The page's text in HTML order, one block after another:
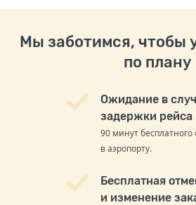
Мы заботимся, чтобы
по плану
Ожидание в
задержки рейса
90 минут
в аэропорту.
Бесплатная
и изменение